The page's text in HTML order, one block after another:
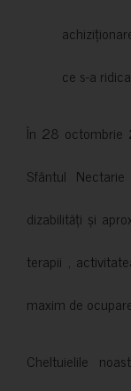
ce s-a
În 28 octombrie
Sfântul
dizabilități și
terapii ,
maxim de
Cheltuielile